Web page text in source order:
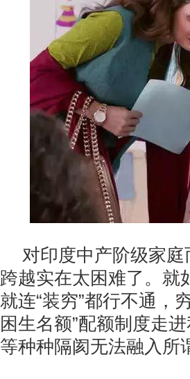
对印度中产阶级家
跨越实在太困难了。就
就连“装穷”都行不通，
困生名额”配额制度走
等种种隔阂无法融入所